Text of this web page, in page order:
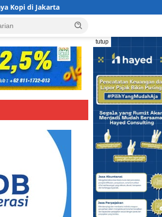
Koperasi BMI Group Tancap Gas
tutup